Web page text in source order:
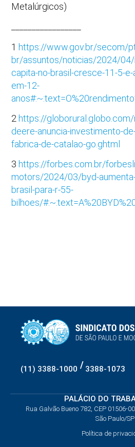
Metalúrgicos)
1https://www.gov.br/secom/
br/assuntos/noticias/2024/04/
capita-no-brasil-cresce-11-5-
em-12-
2 https://
deere-anuncia-investimento-
fabrica-de-catalao-go.ghtml
3 https://forbes.com.br/
motors/2024/03/byd-
brasil-para-r-55-
bilhoes/
(11) 3388-1000 / 3388-1073
PALÁCIO DO
Rua Galvão Bueno 782, CEP 01506-
São Paulo/SP
Política de